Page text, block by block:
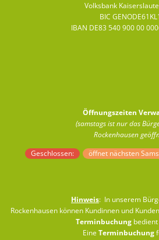
Volksbank
BIC
IBAN DE83 540 900 00
Öffnungszeiten
(samstags ist nur das
Rockenhausen
Klicken, um weitere Öffnungs- oder
Geschlossen: öffnet nächsten
Hinweis: In unserem
Rockenhausen können Kundinnen und Kunden
Terminbuchungbedient
Eine Terminbuchung